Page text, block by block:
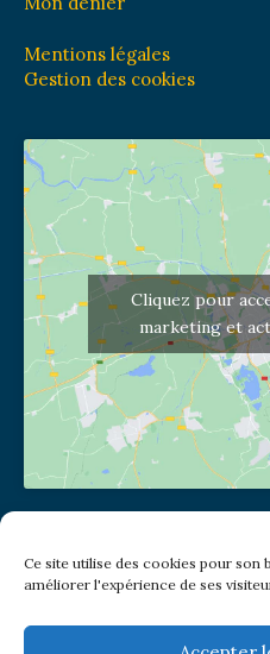
Ce site utilise des cookies pour
améliorer l'expérience de ses
Mentions légales
Gestion des cookies
Cliquez pour
marketing et
(pas de courrier à cette
2 place Jules Joffrin - 75018
Metro: Jules Joffrin ou